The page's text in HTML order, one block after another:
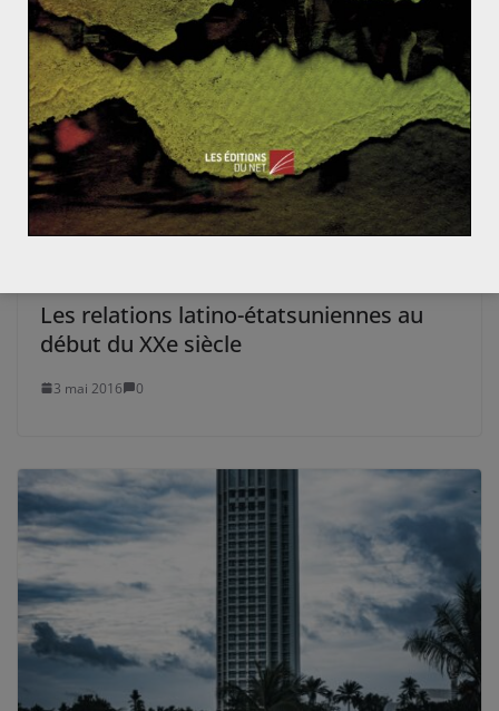
Les relations latino-étatsuniennes au
début du XXe siècle
3 mai 2016 0